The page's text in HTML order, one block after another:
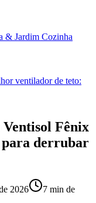
& Jardim Cozinha
ventilador de teto:
Fênix
derrubar
2026
7 min de